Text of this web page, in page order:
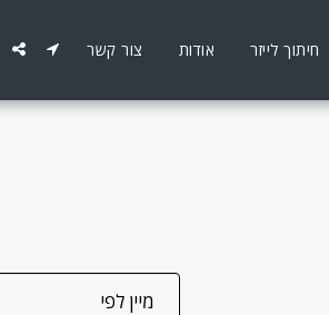
חיתוך לייזר אודות צור קשר